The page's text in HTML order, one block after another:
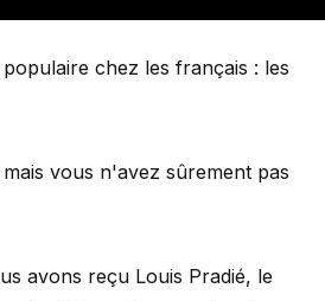
chez les français : les
vous n'avez sûrement pas
avons reçu Louis Pradié, le